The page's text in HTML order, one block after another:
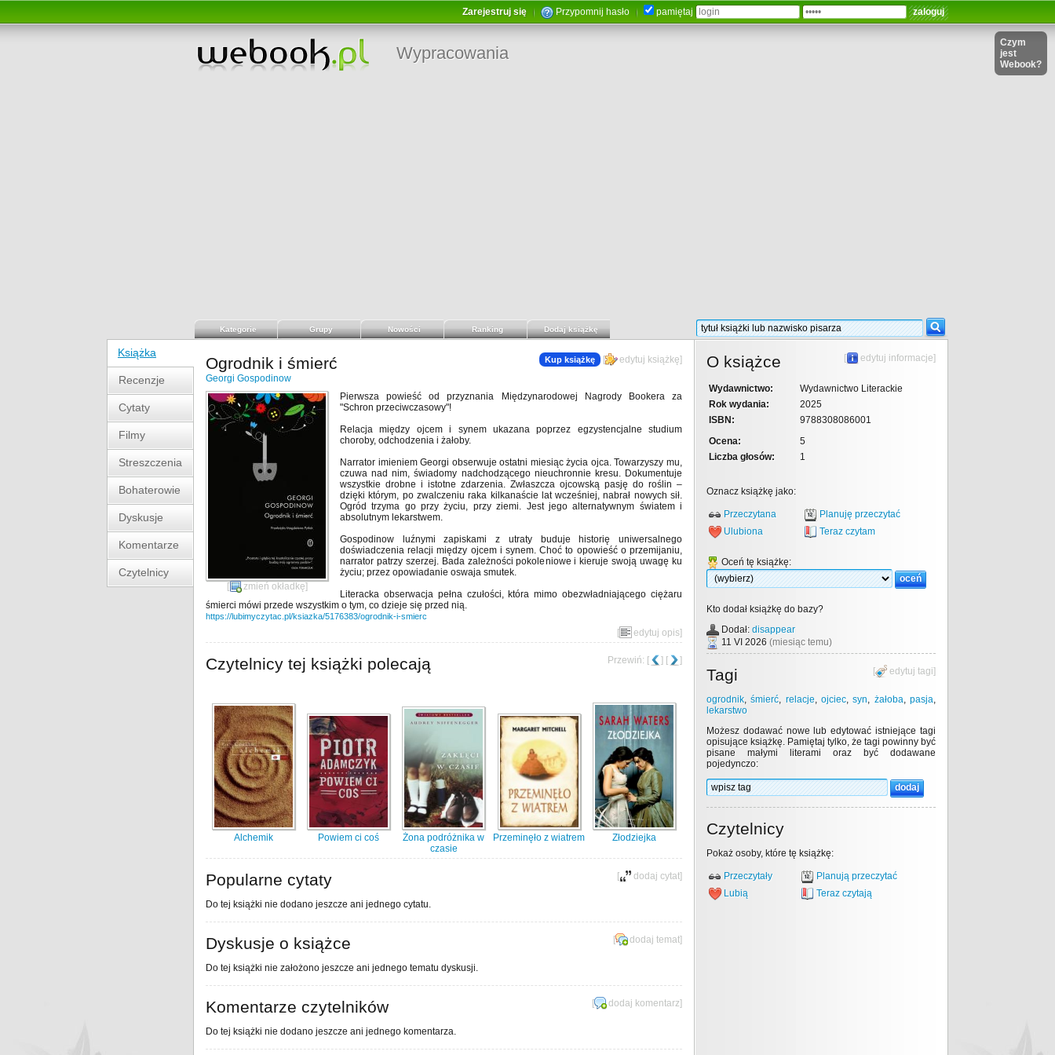
Zarejestruj się Przypomnij hasło pamiętaj
Wypracowania
Czym
jest
Webook?
Kategorie Grupy Nowości Ranking Dodaj książkę
Książka
Recenzje
Cytaty
Filmy
Streszczenia
Bohaterowie
Dyskusje
Komentarze
Czytelnicy
Kup książkę [ edytuj książkę]
Ogrodnik i śmierć
Georgi Gospodinow
[ zmień okładkę]
Pierwsza powieść od przyznania Międzynarodowej Nagrody Bookera za
"Schron przeciwczasowy"!
Relacja między ojcem i synem ukazana poprzez egzystencjalne studium
choroby, odchodzenia i żałoby.
Narrator imieniem Georgi obserwuje ostatni miesiąc życia ojca. Towarzyszy mu,
czuwa nad nim, świadomy nadchodzącego nieuchronnie kresu. Dokumentuje
wszystkie drobne i istotne zdarzenia. Zwłaszcza ojcowską pasję do roślin –
dzięki którym, po zwalczeniu raka kilkanaście lat wcześniej, nabrał nowych sił.
Ogród trzyma go przy życiu, przy ziemi. Jest jego alternatywnym światem i
absolutnym lekarstwem.
Gospodinow luźnymi zapiskami z utraty buduje historię uniwersalnego
doświadczenia relacji między ojcem i synem. Choć to opowieść o przemijaniu,
narrator patrzy szerzej. Bada zależności pokoleniowe i kieruje swoją uwagę ku
życiu; przez opowiadanie oswaja smutek.
Literacka obserwacja pełna czułości, która mimo obezwładniającego ciężaru
śmierci mówi przede wszystkim o tym, co dzieje się przed nią.
https://lubimyczytac.pl/ksiazka/5176383/ogrodnik-i-smierc
[ edytuj opis]
Przewiń: [ ] [ ]
Czytelnicy tej książki polecają
Alchemik Powiem ci coś
Żona podróżnika w
czasie
Przeminęło z wiatrem Złodziejka
[ dodaj cytat]
Popularne cytaty
Do tej książki nie dodano jeszcze ani jednego cytatu.
[ dodaj temat]
Dyskusje o książce
Do tej książki nie założono jeszcze ani jednego tematu dyskusji.
[ dodaj komentarz]
Komentarze czytelników
Do tej książki nie dodano jeszcze ani jednego komentarza.
[ edytuj informacje]
O książce
Wydawnictwo:
Wydawnictwo Literackie
Rok wydania:
2025
ISBN:
9788308086001
Ocena:
5
Liczba głosów:
1
Oznacz książkę jako:
Przeczytana
Planuję przeczytać
Ulubiona
Teraz czytam
Oceń tę książkę:
Kto dodał książkę do bazy?
Dodał: disappear
11 VI 2026 (miesiąc temu)
[ edytuj tagi]
Tagi
ogrodnik,śmierć, relacje,ojciec,syn, żałoba,pasja,
lekarstwo
Możesz dodawać nowe lub edytować istniejące tagi
opisujące książkę. Pamiętaj tylko, że tagi powinny być
pisane małymi literami oraz być dodawane
pojedynczo:
Czytelnicy
Pokaż osoby, które tę książkę:
Przeczytały
Planują przeczytać
Lubią
Teraz czytają